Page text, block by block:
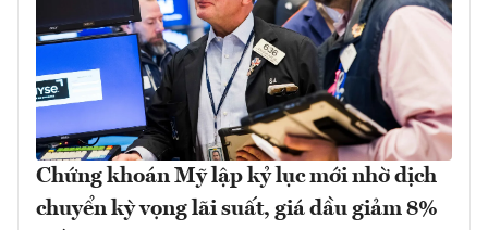
Chứng khoán Mỹ lập kỷ lục mới nhờ dịch
chuyển kỳ vọng lãi suất, giá dầu giảm 8%